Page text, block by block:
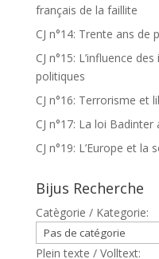
français de la faillite
CJ n°14: Trente ans
CJ n°15: L’influence
politiques
CJ n°16: Terrorisme et
CJ n°17: La loi
CJ n°19: L’Europe et
Bijus Recherche
Catègorie / Kategorie:
Plein texte / Volltext: